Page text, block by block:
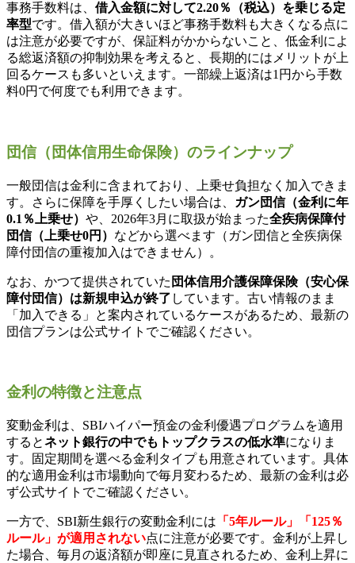
事務手数料は、 借入金額に対して2.20％（税込）を乗じる定
率型です。借入額が大きいほど事務手数料も大きくなる点に
は注意が必要ですが、保証料がかからないこと、低金利によ
る総返済額の抑制効果を考えると、長期的にはメリットが上
回るケースも多いといえます。一部繰上返済は1円から手数
料0円で何度でも利用できます。
団信（団体信用生命保険）のラインナップ
一般団信は金利に含まれており、上乗せ負担なく加入できま
す。さらに保障を手厚くしたい場合は、
ガン団信（金利に年
0.1％上乗せ） や、2026年3月に取扱が始まった全疾病保障付
団信（上乗せ0円） などから選べます（ガン団信と全疾病保
障付団信の重複加入はできません）。
なお、かつて提供されていた 団体信用介護保障保険（安心保
障付団信）は新規申込が終了 しています。古い情報のまま
「加入できる」と案内されているケースがあるため、最新の
団信プランは公式サイトでご確認ください。
金利の特徴と注意点
変動金利は、SBIハイパー預金の金利優遇プログラムを適用
するとネット銀行の中でもトップクラスの低水準になりま
す。固定期間を選べる金利タイプも用意されています。具体
的な適用金利は市場動向で毎月変わるため、最新の金利は必
ず公式サイトでご確認ください。
一方で、SBI新生銀行の変動金利には 「5年ルール」「125％
ルール」が適用されない点に注意が必要です。金利が上昇し
た場合、毎月の返済額が即座に見直されるため、金利上昇に